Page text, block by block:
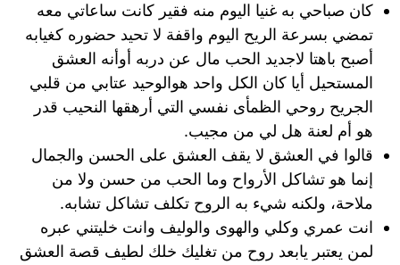
كان صباحي به غنيا اليوم منه فقير كانت ساعاتي معه
تمضي بسرعة الريح اليوم واقفة لا تحيد حضوره كغيابه
أصبح باهتا لاجديد الحب مال عن دربه أوأنه العشق
المستحيل أيا كان الكل واحد هوالوحيد عتابي من قلبي
الجريح روحي الظمأى نفسي التي أرهقها النحيب قدر
هو أم لعنة هل لي من مجيب.
قالوا في العشق لا يقف العشق على الحسن والجمال
إنما هو تشاكل الأرواح وما الحب من حسن ولا من
ملاحة، ولكنه شيء به الروح تكلف تشاكل تشابه.
انت عمري وكلي والهوى والوليف وانت خليتني عبره
لمن يعتبر يابعد روح من تغليك خلك لطيف قصة العشق